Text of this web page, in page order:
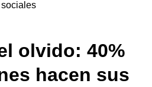
olvido: 40%
hacen sus